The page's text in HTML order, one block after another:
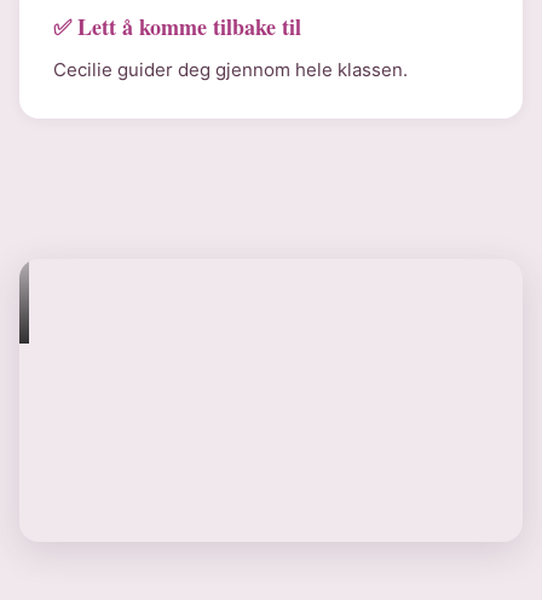
✅ Lett å komme tilbake til
Cecilie guider deg gjennom hele klassen.